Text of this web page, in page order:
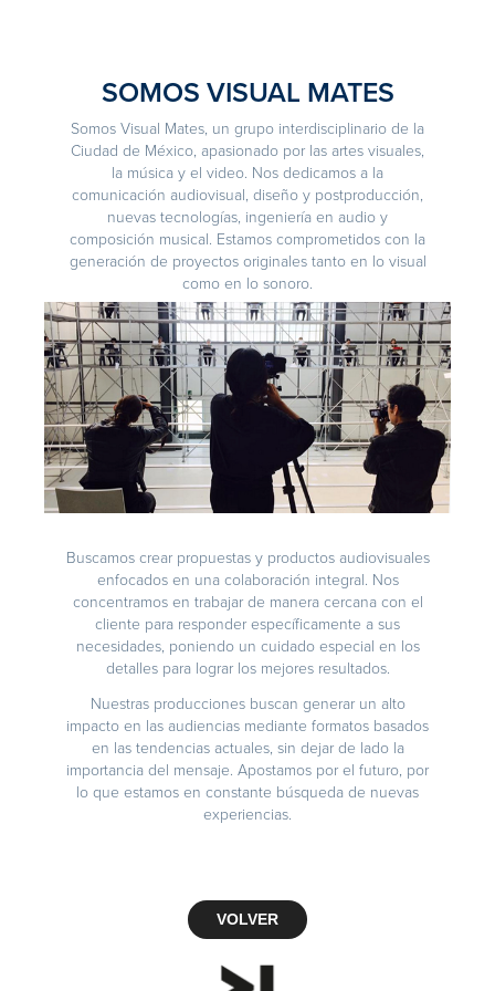
SOMOS VISUAL MATES
Somos Visual Mates, un grupo interdisciplinario de la
Ciudad de México, apasionado por las artes visuales,
la música y el video. Nos dedicamos a la
comunicación audiovisual, diseño y postproducción,
nuevas tecnologías, ingeniería en audio y
composición musical. Estamos comprometidos con la
generación de proyectos originales tanto en lo visual
como en lo sonoro.
Buscamos crear propuestas y productos audiovisuales
enfocados en una colaboración integral. Nos
concentramos en trabajar de manera cercana con el
cliente para responder específicamente a sus
necesidades, poniendo un cuidado especial en los
detalles para lograr los mejores resultados.
Nuestras producciones buscan generar un alto
impacto en las audiencias mediante formatos basados
en las tendencias actuales, sin dejar de lado la
importancia del mensaje. Apostamos por el futuro, por
lo que estamos en constante búsqueda de nuevas
experiencias.
VOLVER